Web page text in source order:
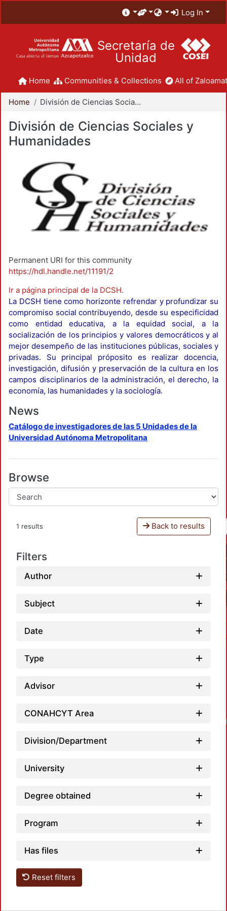
Log In
Secretaría de
Unidad
Home Communities & Collections All of
Home División de Ciencias Sociales y Humanidades
División de Ciencias Sociales y
Humanidades
Permanent URI for this community
https://hdl.handle.net/11191/2
Ir a página principal de la DCSH.
La DCSH tiene como horizonte refrendar y profundizar su
compromiso social contribuyendo, desde su especificidad
como entidad educativa, a la equidad social, a la
socialización de los principios y valores democráticos y al
mejor desempeño de las instituciones públicas, sociales y
privadas. Su principal próposito es realizar docencia,
investigación, difusión y preservación de la cultura en los
campos disciplinarios de la administración, el derecho, la
economía, las humanidades y la sociología.
News
Catálogo de investigadores de las 5 Unidades de la
Universidad Autónoma Metropolitana
Browse
1 results Back to results
Filters
Author
Subject
Date
Type
Advisor
CONAHCYT Area
Division/Department
University
Degree obtained
Program
Has files
Reset filters